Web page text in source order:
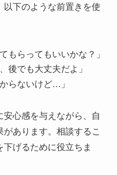
以下のような前置きを使
もらってもいいかな？」
後でも大丈夫だよ」
らないけど…」
心感を与えながら、自
あります。相談するこ
げるために役立ちま